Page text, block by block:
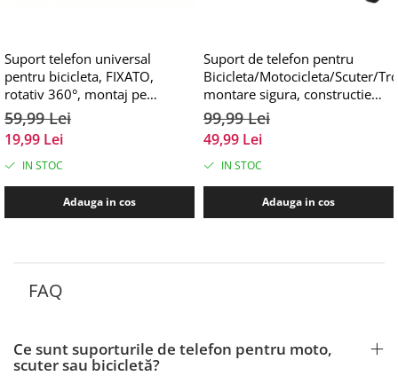
Suport telefon universal
pentru bicicleta, FIXATO,
rotativ 360°, montaj pe
ghidon, silicon, compatibil
bicicleta, scuter, carut,
trotineta, Verde
59,99 Lei
19,99 Lei
IN STOC
Adauga in cos
Suport de telefon pentru
Bicicleta/Motocicleta/Scuter/
montare sigura, constructie
durabila, FIXATO, Negru
99,99 Lei
49,99 Lei
IN STOC
Adauga in cos
FAQ
Ce sunt suporturile de telefon pentru moto,
scuter sau bicicletă?